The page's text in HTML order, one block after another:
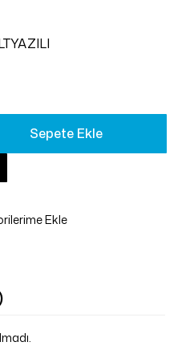
Sepete Ekle
Ekle